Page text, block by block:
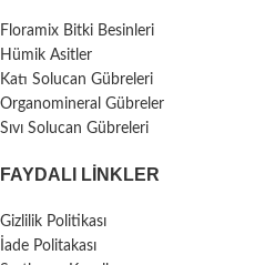
Floramix Bitki Besinleri
Hümik Asitler
Katı Solucan Gübreleri
Organomineral Gübreler
Sıvı Solucan Gübreleri
FAYDALI LİNKLER
Gizlilik Politikası
İade Politakası